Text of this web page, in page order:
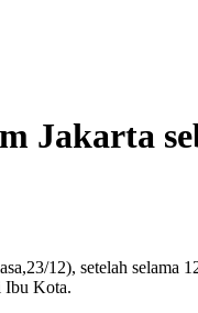
Jakarta
12), setelah selama
Ibu Kota.